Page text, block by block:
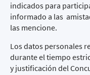
indicados para
informado a las
las mencione.
Los datos personales
durante el tiempo
y justificación del